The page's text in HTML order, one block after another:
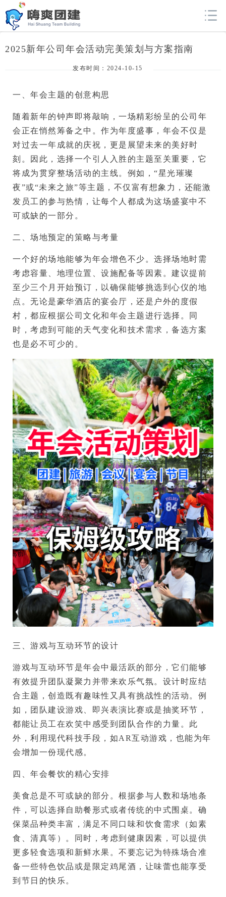
2025新年公司年会活动完美策划与方案指南
发布时间：2024-10-15
一、年会主题的创意构思
随着新年的钟声即将敲响，一场精彩纷呈的公司年
会正在悄然筹备之中。作为年度盛事，年会不仅是
对过去一年成就的庆祝，更是展望未来的美好时
刻。因此，选择一个引人入胜的主题至关重要，它
将成为贯穿整场活动的主线。例如，“星光璀璨
夜”或“未来之旅”等主题，不仅富有想象力，还能激
发员工的参与热情，让每个人都成为这场盛宴中不
可或缺的一部分。
二、场地预定的策略与考量
一个好的场地能够为年会增色不少。选择场地时需
考虑容量、地理位置、设施配备等因素。建议提前
至少三个月开始预订，以确保能够挑选到心仪的地
点。无论是豪华酒店的宴会厅，还是户外的度假
村，都应根据公司文化和年会主题进行选择。同
时，考虑到可能的天气变化和技术需求，备选方案
也是必不可少的。
三、游戏与互动环节的设计
游戏与互动环节是年会中最活跃的部分，它们能够
有效提升团队凝聚力并带来欢乐气氛。设计时应结
合主题，创造既有趣味性又具有挑战性的活动。例
如，团队建设游戏、即兴表演比赛或是抽奖环节，
都能让员工在欢笑中感受到团队合作的力量。此
外，利用现代科技手段，如AR互动游戏，也能为年
会增加一份现代感。
四、年会餐饮的精心安排
美食总是不可或缺的部分。根据参与人数和场地条
件，可以选择自助餐形式或者传统的中式围桌。确
保菜品种类丰富，满足不同口味和饮食需求（如素
食、清真等）。同时，考虑到健康因素，可以提供
更多轻食选项和新鲜水果。不要忘记为特殊场合准
备一些特色饮品或是限定鸡尾酒，让味蕾也能享受
到节日的快乐。